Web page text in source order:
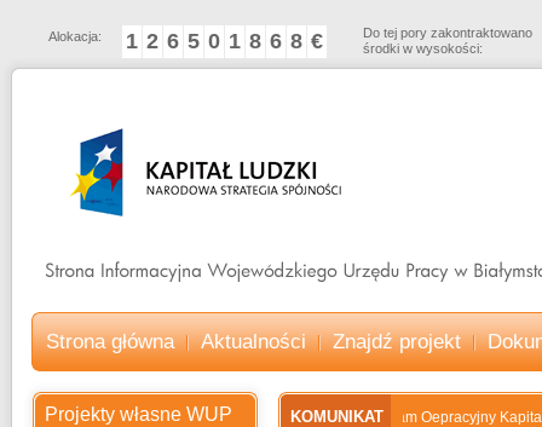
Alokacja: 1 2 6 5 0 1 8 6 8 €
Do tej pory zakontraktowano
środki w wysokości:
Strona główna Aktualności Znajdź projekt
KOMUNIKAT
Program Oepracyjny Kapitał
Projekty własne WUP